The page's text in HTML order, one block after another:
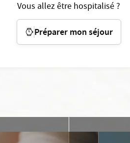
Vous allez être hospitalisé ?
Préparer mon séjour